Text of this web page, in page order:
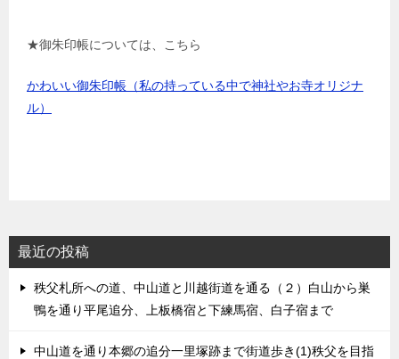
★御朱印帳については、こちら
かわいい御朱印帳（私の持っている中で神社やお寺オリジナ
ル）
最近の投稿
秩父札所への道、中山道と川越街道を通る（２）白山から巣
鴨を通り平尾追分、上板橋宿と下練馬宿、白子宿まで
中山道を通り本郷の追分一里塚跡まで街道歩き(1)秩父を目指